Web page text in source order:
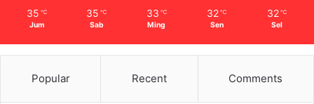
35 ℃
Jum
35 ℃
Sab
33 ℃
Ming
32 ℃
Sen
32 ℃
Sel
Popular Recent Comments